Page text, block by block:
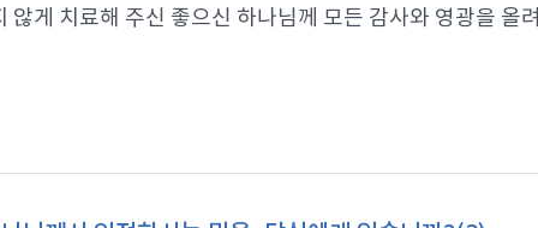
않게 치료해 주신 좋으신 하나님께 모든 감사와 영광을 올